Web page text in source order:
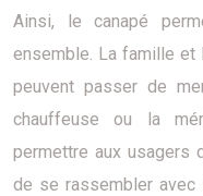
Ainsi, le canapé
ensemble. La famille et
peuvent passer de
chauffeuse ou la
permettre aux usagers
de se rassembler